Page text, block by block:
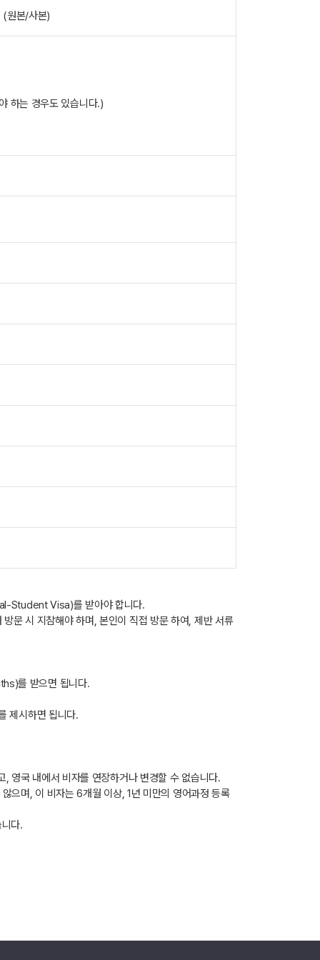
(원본/사본)
하는 경우도 있습니다.)
Student Visa)를 받아야 합니다.
문 시 지참해야 하며, 본인이 직접 방문 하여, 제반 서류
를 받으면 됩니다.
제시하면 됩니다.
영국 내에서 비자를 연장하거나 변경할 수 없습니다.
으며, 이 비자는 6개월 이상, 1년 미만의 영어과정 등록
다.